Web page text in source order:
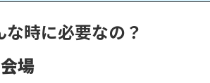
な時に必要なの？
場